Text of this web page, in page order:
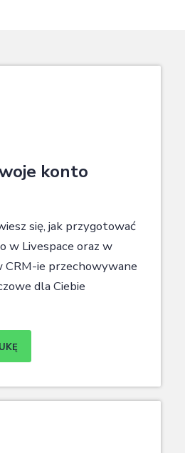
konto
się, jak przygotować
w Livespace oraz w
CRM-ie przechowywane
dla Ciebie